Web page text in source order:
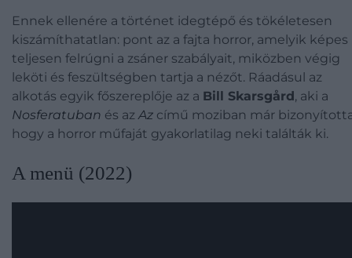
Ennek ellenére a történet idegtépő és tökéletesen
kiszámíthatatlan: pont az a fajta horror, amelyik képes
teljesen felrúgni a zsáner szabályait, miközben végig
leköti és feszültségben tartja a nézőt. Ráadásul az
alkotás egyik főszereplője az a Bill Skarsgård, aki a
Nosferatuban és azAz című moziban már
hogy a horror műfaját gyakorlatilag neki találták ki.
A menü (2022)